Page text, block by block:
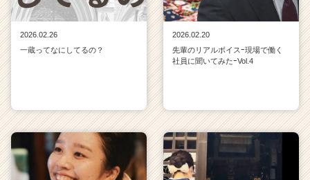
2026.02.26
一蔵ってなにしてるの？
2026.02.20
先輩のリアルボイスｰ現場で働く
社員に聞いてみたｰVol.4